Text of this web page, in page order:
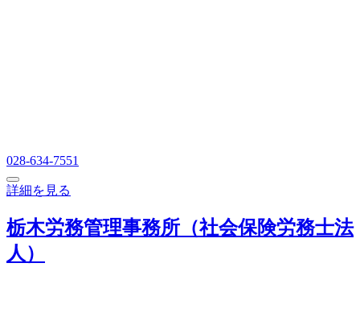
028-634-7551
詳細を見る
栃木労務管理事務所（社会保険労務士法
人）